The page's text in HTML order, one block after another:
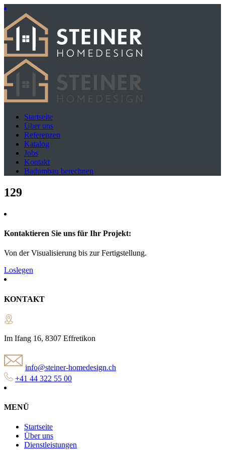
Startseite
Über uns
Referenzen
Katalog
Jobs
Kontakt
Badumbau berechnen
129
Kontaktieren Sie uns für Ihr Projekt:
Von der Visualisierung bis zur Fertigstellung.
Loslegen
KONTAKT
Im Ifang 16, 8307 Effretikon
info@steiner-homedesign.ch
+41 44 322 55 00
MENÜ
Startseite
Über uns
Dienstleistungen